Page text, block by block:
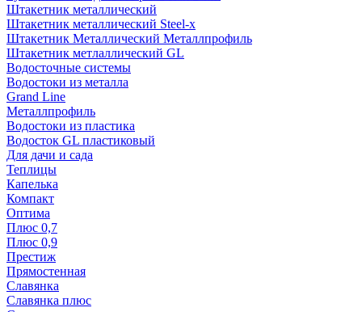
Штакетник металлический
Штакетник металлический Steel-x
Штакетник Металлический Металлпрофиль
Штакетник метлаллический GL
Водосточные системы
Водостоки из металла
Grand Line
Металлпрофиль
Водостоки из пластика
Водосток GL пластиковый
Для дачи и сада
Теплицы
Капелька
Компакт
Оптима
Плюс 0,7
Плюс 0,9
Престиж
Прямостенная
Славянка
Славянка плюс